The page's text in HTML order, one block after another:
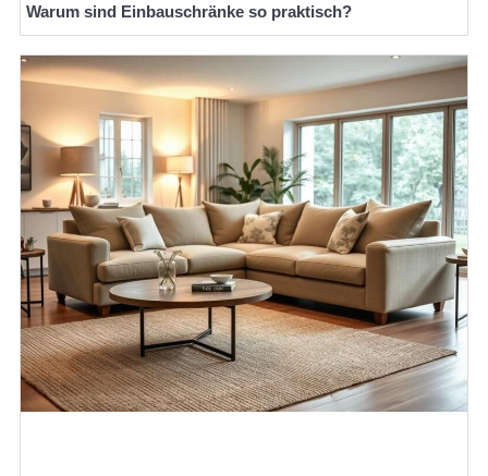
Warum sind Einbauschränke so praktisch?